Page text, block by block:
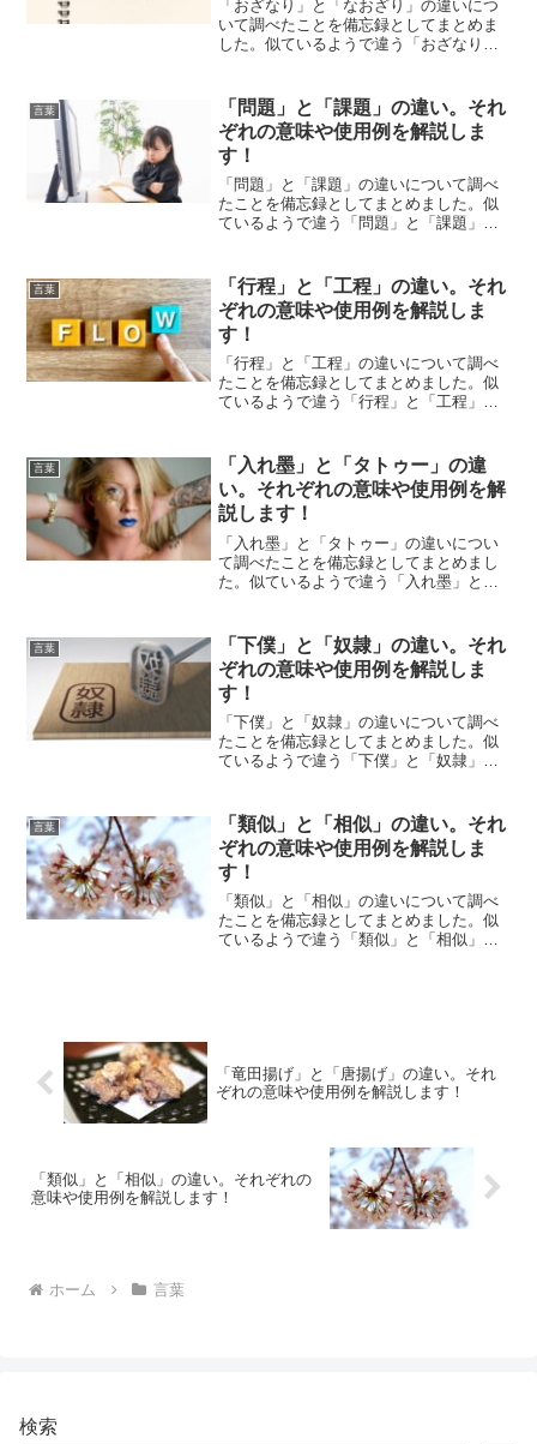
「おざなり」と「なおざり」の違いにつ
いて調べたことを備忘録としてまとめま
した。似ているようで違う「おざなり」
言葉
「問題」と「課題」の違い。それ
ぞれの意味や使用例を解説しま
す！
「問題」と「課題」の違いについて調べ
たことを備忘録としてまとめました。似
ているようで違う「問題」と「課題」の
言葉
「行程」と「工程」の違い。それ
ぞれの意味や使用例を解説しま
す！
「行程」と「工程」の違いについて調べ
たことを備忘録としてまとめました。似
ているようで違う「行程」と「工程」の
言葉
「入れ墨」と「タトゥー」の違
い。それぞれの意味や使用例を解
説します！
「入れ墨」と「タトゥー」の違いについ
て調べたことを備忘録としてまとめまし
た。似ているようで違う「入れ墨」と
言葉
「下僕」と「奴隷」の違い。それ
ぞれの意味や使用例を解説しま
す！
「下僕」と「奴隷」の違いについて調べ
たことを備忘録としてまとめました。似
ているようで違う「下僕」と「奴隷」の
言葉
「類似」と「相似」の違い。それ
ぞれの意味や使用例を解説しま
す！
「類似」と「相似」の違いについて調べ
たことを備忘録としてまとめました。似
ているようで違う「類似」と「相似」の
「竜田揚げ」と「唐揚げ」の違い。それ
ぞれの意味や使用例を解説します！
「類似」と「相似」の違い。それぞれの
意味や使用例を解説します！
ホーム 言葉
検索